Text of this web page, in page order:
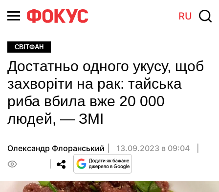
RU
СВІТФАН
Достатньо одного укусу, щоб
захворіти на рак: тайська
риба вбила вже 20 000
людей, — ЗМІ
Олександр Флоранський
13.09.2023 в 09:04